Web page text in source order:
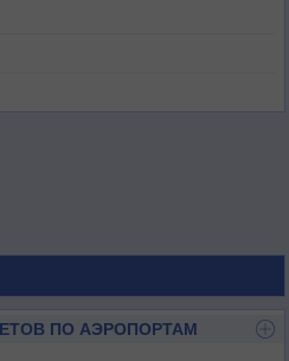
ПО АЭРОПОРТАМ